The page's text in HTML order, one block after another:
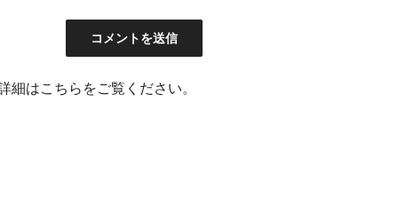
細はこちらをご覧ください。